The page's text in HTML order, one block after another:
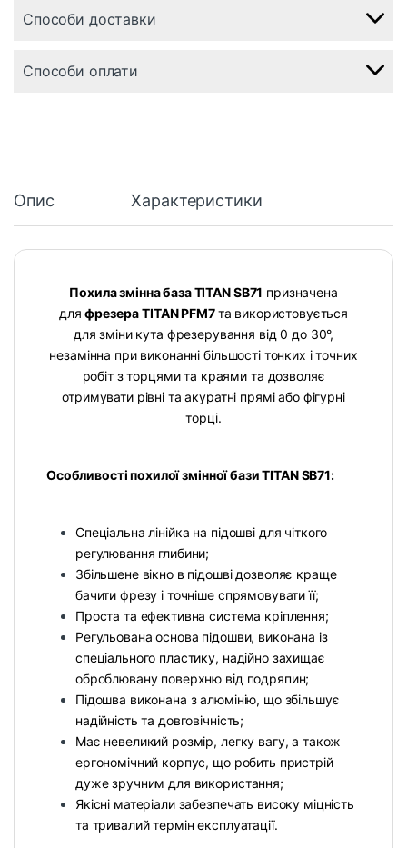
Способи доставки
Способи оплати
Опис Характеристики
Похила змінна база TITAN SB71 призначена
дляфрезера TITAN PFM7та використовується
для зміни кута фрезерування від 0 до 30°,
незамінна при виконанні більшості тонких і точних
робіт з торцями та краями та дозволяє
отримувати рівні та акуратні прямі або фігурні
торці.
Особливості похилої змінної бази TITAN SB71:
Спеціальна лінійка на підошві для чіткого
регулювання глибини;
Збільшене вікно в підошві дозволяє краще
бачити фрезу і точніше спрямовувати її;
Проста та ефективна система кріплення;
Регульована основа підошви, виконана із
спеціального пластику, надійно захищає
оброблювану поверхню від подряпин;
Підошва виконана з алюмінію, що збільшує
надійність та довговічність;
Має невеликий розмір, легку вагу, а також
ергономічний корпус, що робить пристрій
дуже зручним для використання;
Якісні матеріали забезпечать високу міцність
та тривалий термін експлуатації.